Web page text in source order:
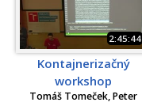
2:45:44
Kontajnerizačný
workshop
Tomáš Tomeček, Peter